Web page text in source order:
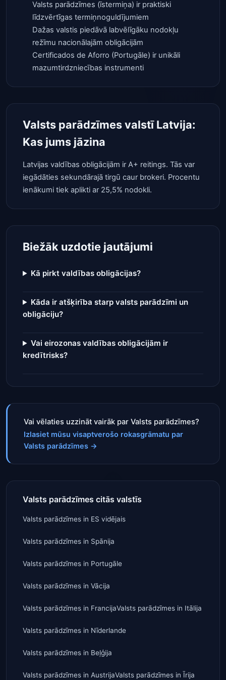
Valsts parādzīmes (īstermiņa) ir praktiski
līdzvērtīgas termiņnoguldījumiem
Dažas valstis piedāvā labvēlīgāku nodokļu
režīmu nacionālajām obligācijām
Certificados de Aforro (Portugāle) ir unikāli
mazumtirdzniecības instrumenti
Valsts parādzīmes valstī Latvija:
Kas jums jāzina
Latvijas valdības obligācijām ir A+ reitings. Tās var
iegādāties sekundārajā tirgū caur brokeri. Procentu
ienākumi tiek aplikti ar 25,5% nodokli.
Biežāk uzdotie jautājumi
Kā pirkt valdības obligācijas?
Kāda ir atšķirība starp valsts parādzīmi un
obligāciju?
Vai eirozonas valdības obligācijām ir
kredītrisks?
Vai vēlaties uzzināt vairāk par Valsts parādzīmes?
Izlasiet mūsu visaptverošo rokasgrāmatu par
Valsts parādzīmes →
Valsts parādzīmes citās valstīs
Valsts parādzīmes in ES vidējais
Valsts parādzīmes in Spānija
Valsts parādzīmes in Portugāle
Valsts parādzīmes in Vācija
Valsts parādzīmes in FrancijaValsts parādzīmes in Itālija
Valsts parādzīmes in Nīderlande
Valsts parādzīmes in Beļģija
Valsts parādzīmes in AustrijaValsts parādzīmes in Īrija